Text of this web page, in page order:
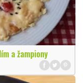
a žampiony